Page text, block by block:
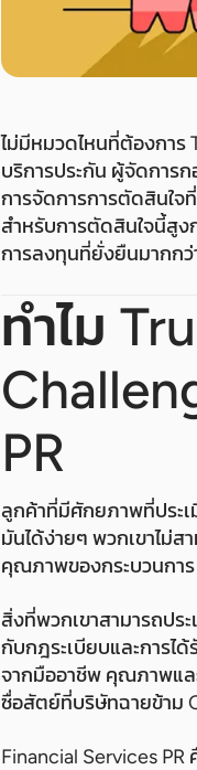
ไม่มีหมวดไหนที่ต้องการ
บริการประกัน ผู้จัดการ
การจัดการการตัดสินใจ
สำหรับการตัดสินใจนี้สูง
การลงทุนที่ยั่งยืนมากกว่
ทำไม
PR
ลูกค้าที่มีศักยภาพที่ประเ
มันได้ง่ายๆ พวกเขาไม่
คุณภาพของกระบวนกา
สิ่งที่พวกเขาสามารถปร
กับกฎระเบียบและการไ
จากมืออาชีพ คุณภาพแล
ซื่อสัตย์ที่บริษัทฉายข้าม
Financial Services PR